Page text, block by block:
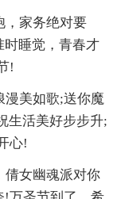
，家务绝对要
时睡觉，青春才
!
漫美如歌;送你魔
生活美好步步升;
心!
倩女幽魂派对你